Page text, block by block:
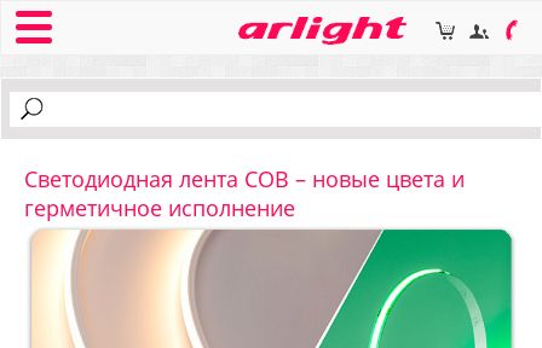
Светодиодная лента COB – новые цвета и
герметичное исполнение